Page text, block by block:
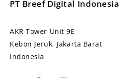
PT Breef Digital Indonesia
AKR Tower Unit 9E
Kebon Jeruk, Jakarta Barat
Indonesia